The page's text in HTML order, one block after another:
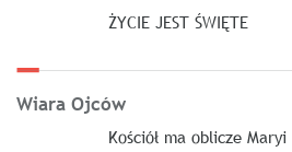
ŻYCIE JEST ŚWIĘTE
Wiara Ojców
Kościół ma oblicze Maryi